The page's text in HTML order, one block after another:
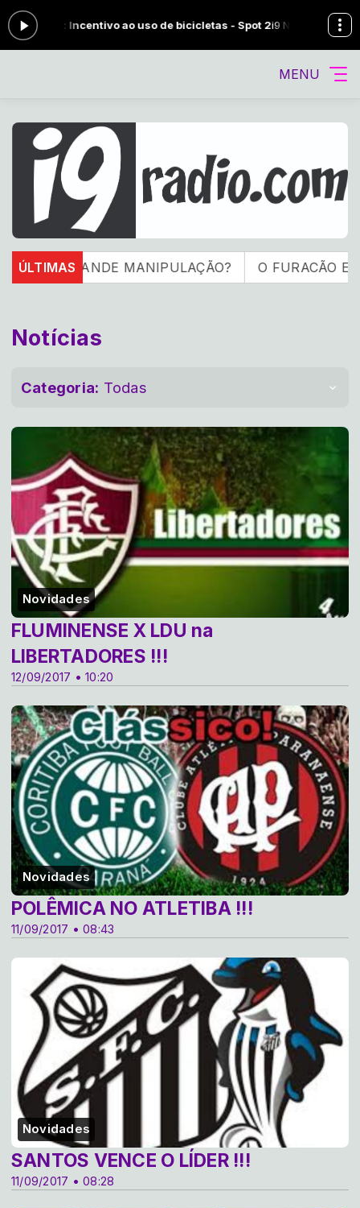
ao uso de bicicletas - Spot 2i9 NA MADRUGA (MUSICAS
MENU
ÚLTIMAS
MANIPULAÇÃO? O FURACÃO ESTÁ NO
Notícias
Categoria: Todas
Novidades
12/09/2017 • 10:20
FLUMINENSE X LDU na
LIBERTADORES !!!
Novidades
11/09/2017 • 08:43
POLÊMICA NO ATLETIBA !!!
Novidades
11/09/2017 • 08:28
SANTOS VENCE O LÍDER !!!